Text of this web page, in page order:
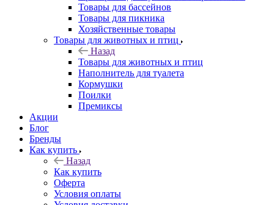
Товары для бассейнов
Товары для пикника
Хозяйственные товары
Товары для животных и птиц
Назад
Товары для животных и птиц
Наполнитель для туалета
Кормушки
Поилки
Премиксы
Акции
Блог
Бренды
Как купить
Назад
Как купить
Оферта
Условия оплаты